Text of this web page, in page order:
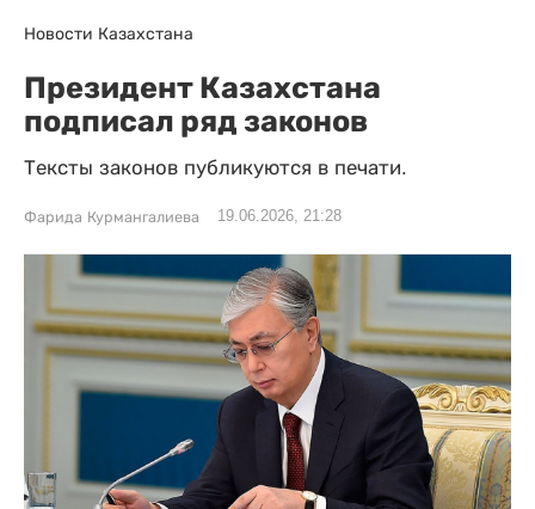
Новости Казахстана
Президент Казахстана
подписал ряд законов
Тексты законов публикуются в печати.
Фарида Курмангалиева 19.06.2026, 21:28